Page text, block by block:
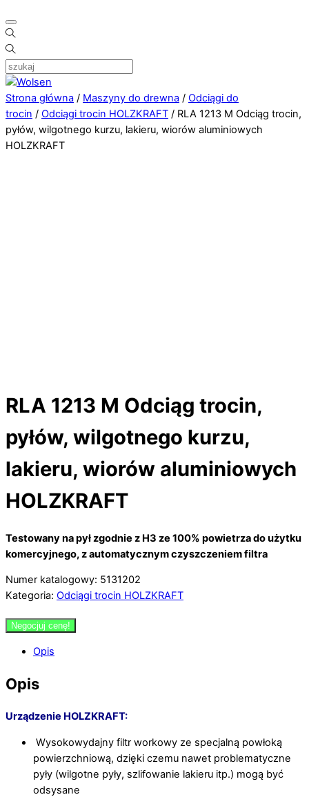
Strona główna / Maszyny do drewna / Odciągi do
trocin / Odciągi trocin HOLZKRAFT / RLA 1213 M Odciąg trocin,
pyłów, wilgotnego kurzu, lakieru, wiorów aluminiowych
HOLZKRAFT
RLA 1213 M Odciąg trocin,
pyłów, wilgotnego kurzu,
lakieru, wiorów aluminiowych
HOLZKRAFT
Testowany na pył zgodnie z H3 ze 100% powietrza do użytku
komercyjnego, z automatycznym czyszczeniem filtra
Numer katalogowy: 5131202
Kategoria: Odciągi trocin HOLZKRAFT
Negocjuj cenę!
Opis
Opis
Urządzenie HOLZKRAFT:
Wysokowydajny filtr workowy ze specjalną powłoką
powierzchniową, dzięki czemu nawet problematyczne
pyły (wilgotne pyły, szlifowanie lakieru itp.) mogą być
odsysane